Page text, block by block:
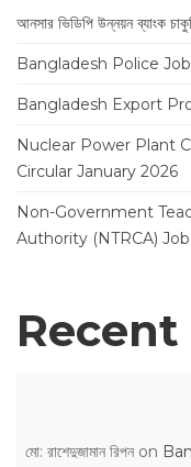
আনসার ভিডিপি উন্নয়ন ব্যাংক
Bangladesh Police
Bangladesh Export
Nuclear Power Plant
Circular January 2026
Non-Government
Authority (NTRCA)
মো: রাশেদুজামান রিপনon